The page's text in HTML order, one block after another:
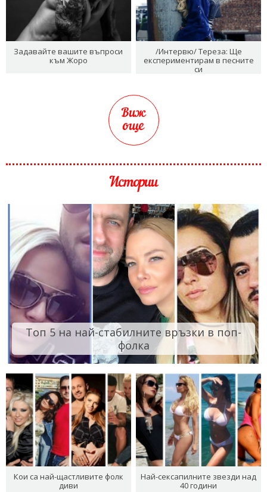
Задавайте вашите въпроси
към Жоро
/Интервю/ Тереза: Ще
експериментирам в песните
си
Виж
още
Истории
Топ 5 на най-стабилните връзки в поп-
фолка
Кои са най-щастливите фолк
диви
Най-сексапилните звезди над
40 години